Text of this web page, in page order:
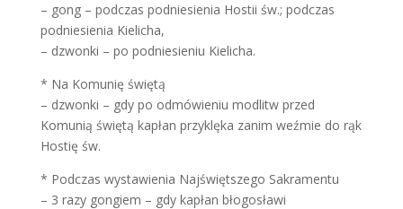
– gong – podczas podniesienia Hostii św.; podczas
podniesienia Kielicha,
– dzwonki – po podniesieniu Kielicha.
* Na Komunię świętą
– dzwonki – gdy po odmówieniu modlitw przed
Komunią świętą kapłan przyklęka zanim weźmie do rąk
Hostię św.
* Podczas wystawienia Najświętszego Sakramentu
– 3 razy gongiem – gdy kapłan błogosławi